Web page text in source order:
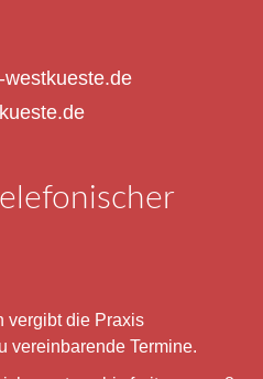
westkueste.de
vergibt die Praxis
vereinbarende Termine.